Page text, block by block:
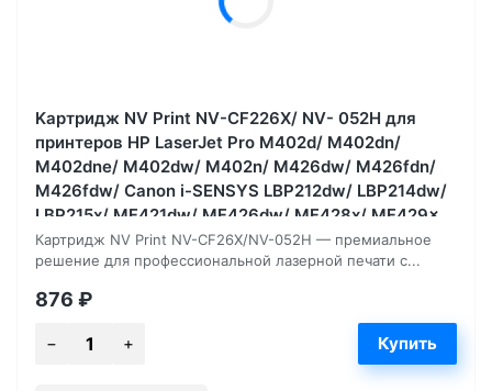
Kартридж NV Print NV-CF226X/ NV- 052H для
принтеров HP LaserJet Pro M402d/ M402dn/
M402dne/ M402dw/ M402n/ M426dw/ M426fdn/
M426fdw/ Canon i-SENSYS LBP212dw/ LBP214dw/
LBP215x/ MF421dw/ MF426dw/ MF428x/ MF429x
9200, страниц
Картридж NV Print NV-CF26X/NV-052H — премиальное
решение для профессиональной лазерной печати с...
876 ₽